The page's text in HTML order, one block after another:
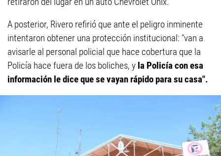
A posterior, Rivero refirió que ante el peligro inminente
intentaron obtener una protección institucional: "van a
avisarle al personal policial que hace cobertura que la
Policía hace fuera de los boliches, y la Policía con esa
información le dice que se vayan rápido para su casa".